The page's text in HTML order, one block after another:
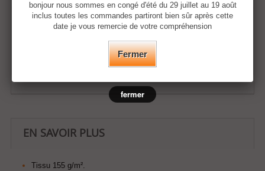
Ajouter au panier
Ajouter à ma liste d'envies
EN SAVOIR PLUS
Tissu 155 g/m².
bonjour nous sommes en congé d'été du 29 juillet au 19 août
inclus toutes les commandes partiront bien sûr après cette
date je vous remercie de votre compréhension
Fermer
fermer